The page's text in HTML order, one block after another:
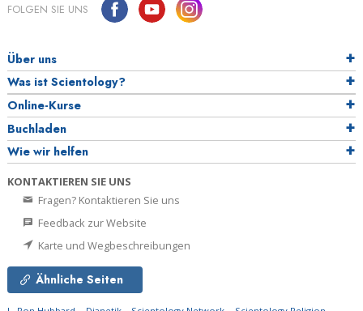
FOLGEN SIE UNS
Über uns
Was ist Scientology?
Online-Kurse
Buchladen
Wie wir helfen
KONTAKTIEREN SIE UNS
Fragen? Kontaktieren Sie uns
Feedback zur Website
Karte und Wegbeschreibungen
Ähnliche Seiten